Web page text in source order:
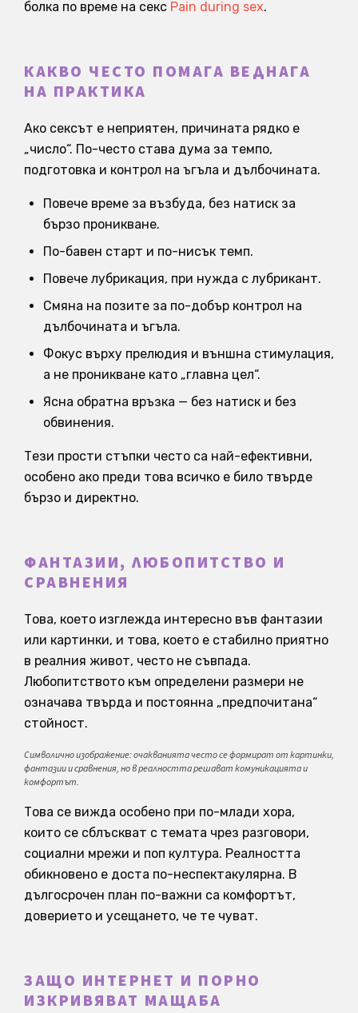
болка по време на секс Pain during sex.
КАКВО ЧЕСТО ПОМАГА ВЕДНАГА
НА ПРАКТИКА
Ако сексът е неприятен, причината рядко е
„число“. По-често става дума за темпо,
подготовка и контрол на ъгъла и дълбочината.
Повече време за възбуда, без натиск за
бързо проникване.
По-бавен старт и по-нисък темп.
Повече лубрикация, при нужда с лубрикант.
Смяна на позите за по-добър контрол на
дълбочината и ъгъла.
Фокус върху прелюдия и външна стимулация,
а не проникване като „главна цел“.
Ясна обратна връзка — без натиск и без
обвинения.
Тези прости стъпки често са най-ефективни,
особено ако преди това всичко е било твърде
бързо и директно.
ФАНТАЗИИ, ЛЮБОПИТСТВО И
СРАВНЕНИЯ
Това, което изглежда интересно във фантазии
или картинки, и това, което е стабилно приятно
в реалния живот, често не съвпада.
Любопитството към определени размери не
означава твърда и постоянна „предпочитана“
стойност.
Символично изображение: очакванията често се формират от картинки,
фантазии и сравнения, но в реалността решават комуникацията и
комфортът.
Това се вижда особено при по-млади хора,
които се сблъскват с темата чрез разговори,
социални мрежи и поп култура. Реалността
обикновено е доста по-неспектакулярна. В
дългосрочен план по-важни са комфортът,
доверието и усещането, че те чуват.
ЗАЩО ИНТЕРНЕТ И ПОРНО
ИЗКРИВЯВАТ МАЩАБА